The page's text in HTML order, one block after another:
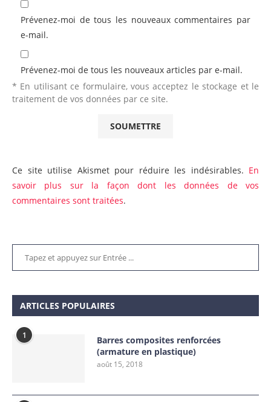
Prévenez-moi de tous les nouveaux commentaires par
e-mail.
Prévenez-moi de tous les nouveaux articles par e-mail.
* En utilisant ce formulaire, vous acceptez le stockage et le
traitement de vos données par ce site.
Ce site utilise Akismet pour réduire les indésirables. En
savoir plus sur la façon dont les données de vos
commentaires sont traitées.
ARTICLES POPULAIRES
1
Barres composites renforcées
(armature en plastique)
août 15, 2018